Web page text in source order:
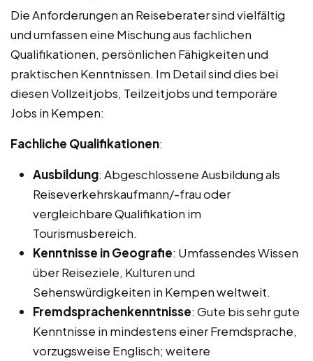
Die Anforderungen an Reiseberater sind vielfältig
und umfassen eine Mischung aus fachlichen
Qualifikationen, persönlichen Fähigkeiten und
praktischen Kenntnissen. Im Detail sind dies bei
diesen Vollzeitjobs, Teilzeitjobs und temporäre
Jobs in Kempen:
Fachliche Qualifikationen:
Ausbildung: Abgeschlossene Ausbildung als
Reiseverkehrskaufmann/-frau oder
vergleichbare Qualifikation im
Tourismusbereich.
Kenntnisse in Geografie: Umfassendes Wissen
über Reiseziele, Kulturen und
Sehenswürdigkeiten in Kempen weltweit.
Fremdsprachenkenntnisse: Gute bis sehr gute
Kenntnisse in mindestens einer Fremdsprache,
vorzugsweise Englisch; weitere